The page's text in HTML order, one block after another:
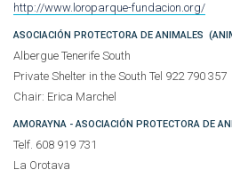
http://www.loroparque-fundacion.org/
ASOCIACIÓN PROTECTORA DE ANIMALES
Albergue Tenerife South
Private Shelter in the South Tel 922 790 357
Chair: Erica Marchel
AMORAYNA - ASOCIACIÓN PROTECTORA DE
Telf. 608 919 731
La Orotava